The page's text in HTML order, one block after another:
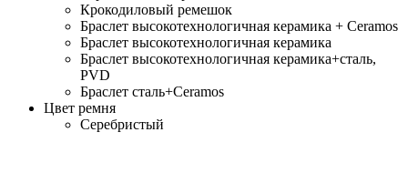
Крокодиловый ремешок
Браслет высокотехнологичная керамика + Ceramos
Браслет высокотехнологичная керамика
Браслет высокотехнологичная керамика+сталь,
PVD
Браслет сталь+Ceramos
Цвет ремня
Серебристый